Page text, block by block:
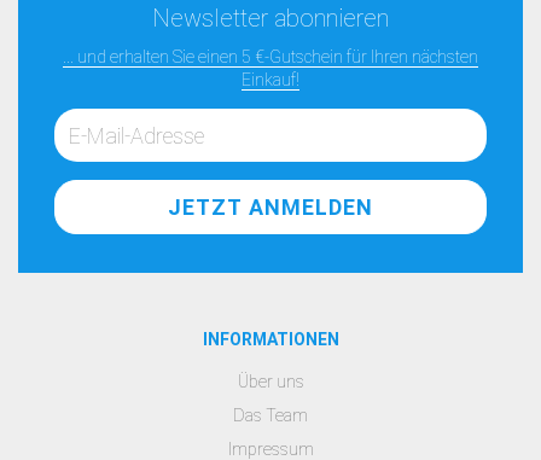
Newsletter abonnieren
... und erhalten Sie einen 5 €-Gutschein für Ihren nächsten
Einkauf!
INFORMATIONEN
Über uns
Das Team
Impressum